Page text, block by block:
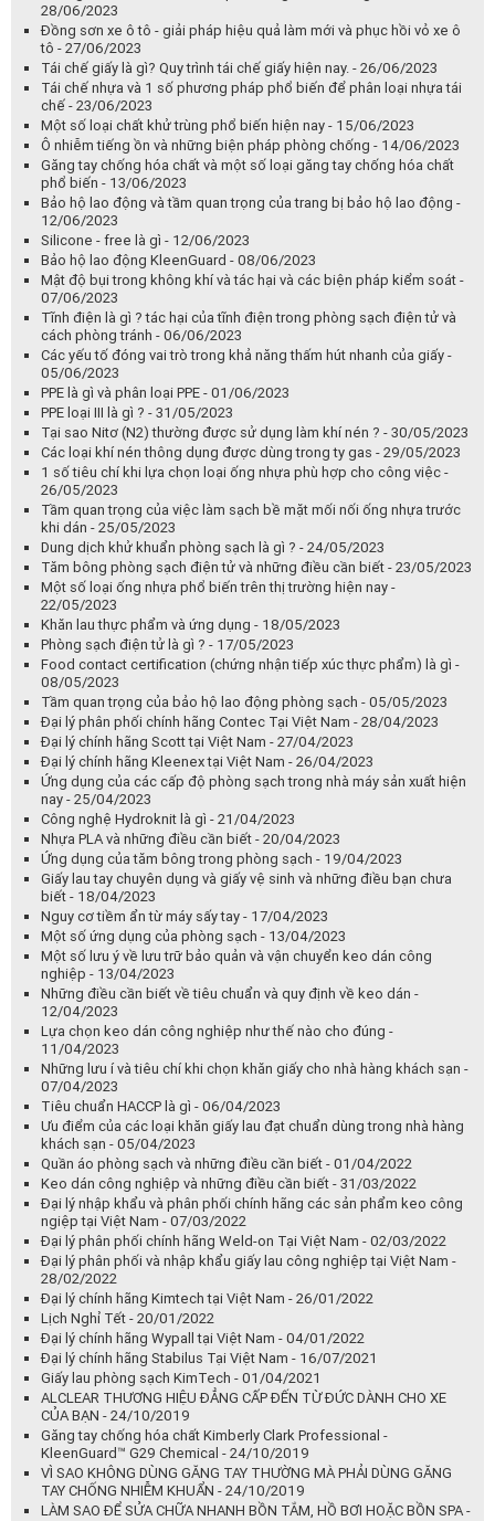
26/12/2023
CLEANFACT & RESAT EXPO 2023 - 05/10/2023
Kinh nghiệm chăm sóc bảo dưỡng ô tô tại nhà đúng cách -
03/07/2023
Những ưu điểm của khăn giấy lau chuyên dùng cho thực phẩm so
với khăn giấy thông thường - 30/06/2023
Một số vật liệu thường được sử dụng cho đường ống cấp nước -
29/06/2023
Những Điều Cần Lưu Ý Khi Lắp Đặt Ống Nước Trong Nhà -
28/06/2023
Đồng sơn xe ô tô - giải pháp hiệu quả làm mới và phục hồi vỏ xe ô
tô - 27/06/2023
Tái chế giấy là gì? Quy trình tái chế giấy hiện nay. - 26/06/2023
Tái chế nhựa và 1 số phương pháp phổ biến để phân loại nhựa tái
chế - 23/06/2023
Một số loại chất khử trùng phổ biến hiện nay - 15/06/2023
Ô nhiễm tiếng ồn và những biện pháp phòng chống - 14/06/2023
Găng tay chống hóa chất và một số loại găng tay chống hóa chất
phổ biến - 13/06/2023
Bảo hộ lao động và tầm quan trọng của trang bị bảo hộ lao động -
12/06/2023
Silicone - free là gì - 12/06/2023
Bảo hộ lao động KleenGuard - 08/06/2023
Mật độ bụi trong không khí và tác hại và các biện pháp kiểm soát -
07/06/2023
Tĩnh điện là gì ? tác hại của tĩnh điện trong phòng sạch điện tử và
cách phòng tránh - 06/06/2023
Các yếu tố đóng vai trò trong khả năng thấm hút nhanh của giấy -
05/06/2023
PPE là gì và phân loại PPE - 01/06/2023
PPE loại III là gì ? - 31/05/2023
Tại sao Nitơ (N2) thường được sử dụng làm khí nén ? - 30/05/2023
Các loại khí nén thông dụng được dùng trong ty gas - 29/05/2023
1 số tiêu chí khi lựa chọn loại ống nhựa phù hợp cho công việc -
26/05/2023
Tầm quan trọng của việc làm sạch bề mặt mối nối ống nhựa trước
khi dán - 25/05/2023
Dung dịch khử khuẩn phòng sạch là gì ? - 24/05/2023
Tăm bông phòng sạch điện tử và những điều cần biết - 23/05/2023
Một số loại ống nhựa phổ biến trên thị trường hiện nay -
22/05/2023
Khăn lau thực phẩm và ứng dụng - 18/05/2023
Phòng sạch điện tử là gì ? - 17/05/2023
Food contact certification (chứng nhận tiếp xúc thực phẩm) là gì -
08/05/2023
Tầm quan trọng của bảo hộ lao động phòng sạch - 05/05/2023
Đại lý phân phối chính hãng Contec Tại Việt Nam - 28/04/2023
Đại lý chính hãng Scott tại Việt Nam - 27/04/2023
Đại lý chính hãng Kleenex tại Việt Nam - 26/04/2023
Ứng dụng của các cấp độ phòng sạch trong nhà máy sản xuất hiện
nay - 25/04/2023
Công nghệ Hydroknit là gì - 21/04/2023
Nhựa PLA và những điều cần biết - 20/04/2023
Ứng dụng của tăm bông trong phòng sạch - 19/04/2023
Giấy lau tay chuyên dụng và giấy vệ sinh và những điều bạn chưa
biết - 18/04/2023
Nguy cơ tiềm ẩn từ máy sấy tay - 17/04/2023
Một số ứng dụng của phòng sạch - 13/04/2023
Một số lưu ý về lưu trữ bảo quản và vận chuyển keo dán công
nghiệp - 13/04/2023
Những điều cần biết về tiêu chuẩn và quy định về keo dán -
12/04/2023
Lựa chọn keo dán công nghiệp như thế nào cho đúng -
11/04/2023
Những lưu í và tiêu chí khi chọn khăn giấy cho nhà hàng khách sạn -
07/04/2023
Tiêu chuẩn HACCP là gì - 06/04/2023
Ưu điểm của các loại khăn giấy lau đạt chuẩn dùng trong nhà hàng
khách sạn - 05/04/2023
Quần áo phòng sạch và những điều cần biết - 01/04/2022
Keo dán công nghiệp và những điều cần biết - 31/03/2022
Đại lý nhập khẩu và phân phối chính hãng các sản phẩm keo công
ngiệp tại Việt Nam - 07/03/2022
Đại lý phân phối chính hãng Weld-on Tại Việt Nam - 02/03/2022
Đại lý phân phối và nhập khẩu giấy lau công nghiệp tại Việt Nam -
28/02/2022
Đại lý chính hãng Kimtech tại Việt Nam - 26/01/2022
Lịch Nghỉ Tết - 20/01/2022
Đại lý chính hãng Wypall tại Việt Nam - 04/01/2022